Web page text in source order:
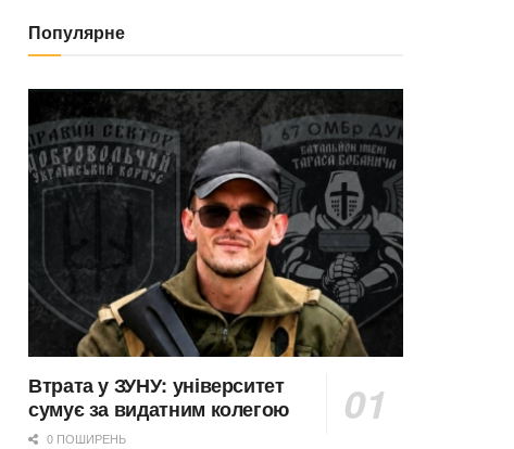
Популярне
Втрата у ЗУНУ: університет
сумує за видатним колегою
0 ПОШИРЕНЬ